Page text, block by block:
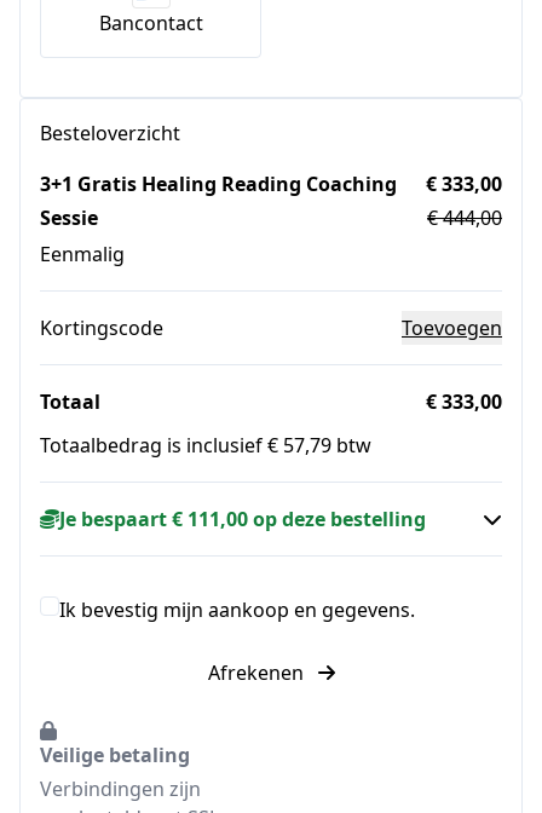
Bancontact
Besteloverzicht
3+1 Gratis Healing Reading Coaching
Sessie
Eenmalig
€ 333,00
€ 444,00
Kortingscode Toevoegen
Totaal
€ 333,00
Totaalbedrag is inclusief € 57,79 btw
Je bespaart € 111,00 op deze bestelling
Ik bevestig mijn aankoop en gegevens.
Afrekenen
Veilige betaling
Verbindingen zijn